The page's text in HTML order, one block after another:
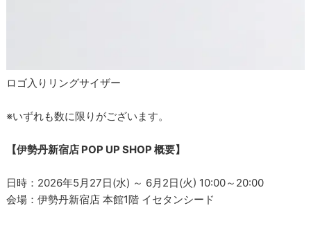
ロゴ入りリングサイザー
※いずれも数に限りがございます。
【伊勢丹新宿店 POP UP SHOP 概要】
日時：2026年5月27日(水) ～ 6月2日(火) 10:00～20:00
会場：伊勢丹新宿店 本館1階 イセタンシード